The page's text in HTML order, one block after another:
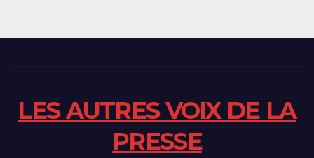
LES AUTRES VOIX DE LA
PRESSE